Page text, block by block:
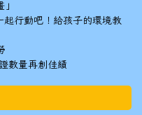
行動吧！給孩子的環境教
數量再創佳績